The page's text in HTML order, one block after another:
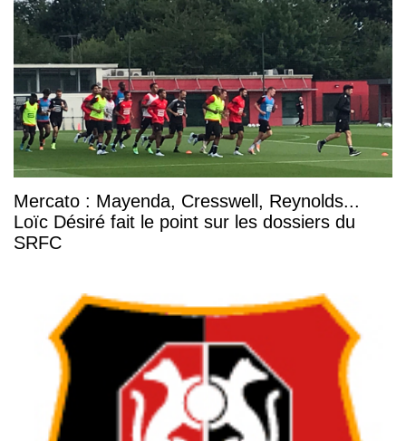
Mercato : Mayenda, Cresswell, Reynolds...
Loïc Désiré fait le point sur les dossiers du
SRFC